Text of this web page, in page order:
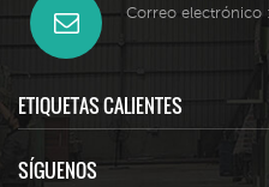
Correo electrónico :
ETIQUETAS CALIENTES
SÍGUENOS